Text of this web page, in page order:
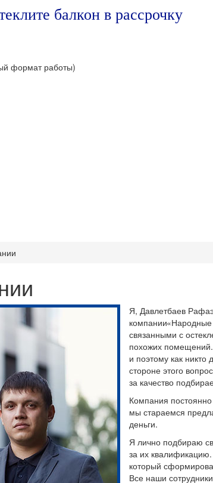
балкон в рассрочку
формат работы)
Я, Давлетбаев
компании«Народные
связанными с
похожих
и поэтому как никто
стороне этого
за качество
Компания
мы стараемся
деньги.
Я лично подбираю
за их
который
Все наши